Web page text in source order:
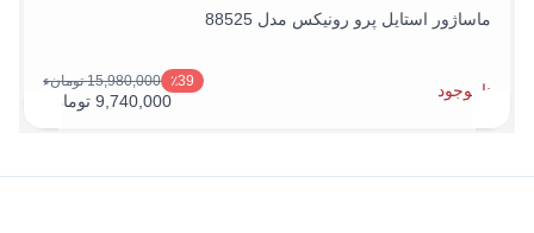
ماساژور استایل پرو رونیکس مدل 88525
ناموجود ٪39 15,980,000 تومانء
9,740,000 تومانء